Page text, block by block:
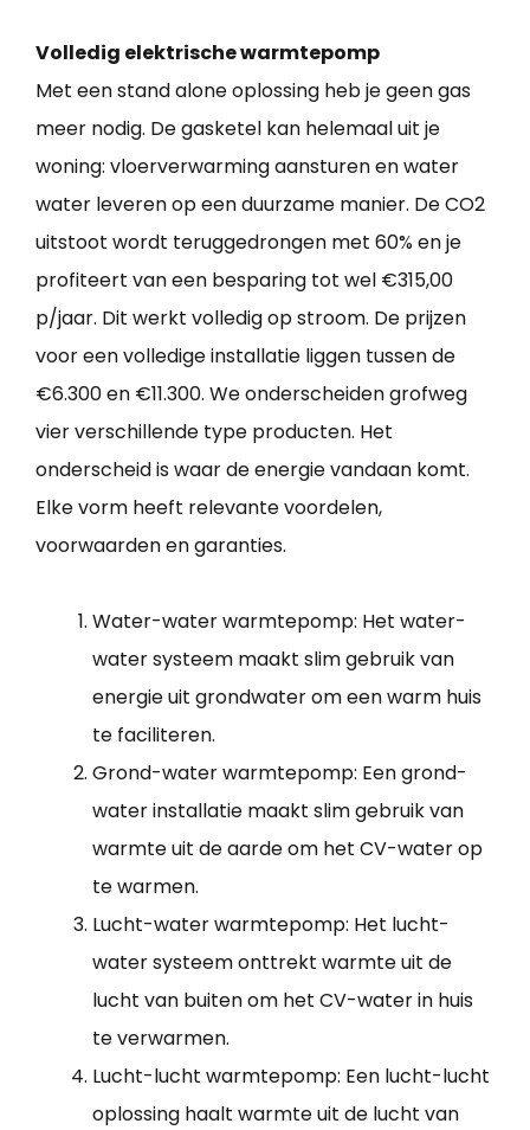
Volledig elektrische warmtepomp
Met een stand alone oplossing heb je geen gas
meer nodig. De gasketel kan helemaal uit je
woning: vloerverwarming aansturen en water
water leveren op een duurzame manier. De CO2
uitstoot wordt teruggedrongen met 60% en je
profiteert van een besparing tot wel €315,00
p/jaar. Dit werkt volledig op stroom. De prijzen
voor een volledige installatie liggen tussen de
€6.300 en €11.300. We onderscheiden grofweg
vier verschillende type producten. Het
onderscheid is waar de energie vandaan komt.
Elke vorm heeft relevante voordelen,
voorwaarden en garanties.
Water-water warmtepomp: Het water-
water systeem maakt slim gebruik van
energie uit grondwater om een warm huis
te faciliteren.
Grond-water warmtepomp: Een grond-
water installatie maakt slim gebruik van
warmte uit de aarde om het CV-water op
te warmen.
Lucht-water warmtepomp: Het lucht-
water systeem onttrekt warmte uit de
lucht van buiten om het CV-water in huis
te verwarmen.
Lucht-lucht warmtepomp: Een lucht-lucht
oplossing haalt warmte uit de lucht van